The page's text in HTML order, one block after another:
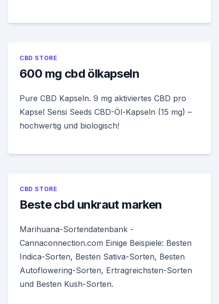
CBD STORE
600 mg cbd ölkapseln
Pure CBD Kapseln. 9 mg aktiviertes CBD pro
Kapsel Sensi Seeds CBD-Öl-Kapseln (15 mg) –
hochwertig und biologisch!
CBD STORE
Beste cbd unkraut marken
Marihuana-Sortendatenbank -
Cannaconnection.com Einige Beispiele: Besten
Indica-Sorten, Besten Sativa-Sorten, Besten
Autoflowering-Sorten, Ertragreichsten-Sorten
und Besten Kush-Sorten.